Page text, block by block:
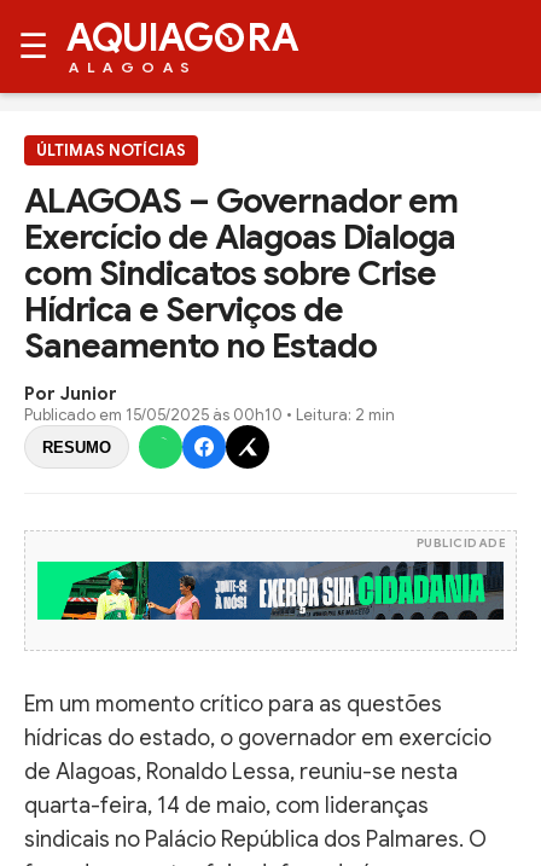
☰ AQUIAG RA
ALAGOAS
ÚLTIMAS NOTÍCIAS
ALAGOAS – Governador em
Exercício de Alagoas Dialoga
com Sindicatos sobre Crise
Hídrica e Serviços de
Saneamento no Estado
Por Junior
Publicado em 15/05/2025 às 00h10 • Leitura: 2 min
RESUMO
PUBLICIDADE
Em um momento crítico para as questões
hídricas do estado, o governador em exercício
de Alagoas, Ronaldo Lessa, reuniu-se nesta
quarta-feira, 14 de maio, com lideranças
sindicais no Palácio República dos Palmares. O